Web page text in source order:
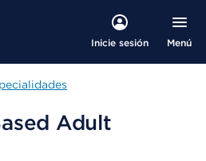
Inicie sesión Menú
Adult